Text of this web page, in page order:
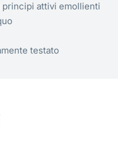
attivi emollienti
testato